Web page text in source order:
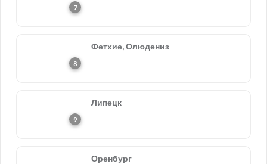
Фетхие, Олюдениз
Липецк
Оренбург